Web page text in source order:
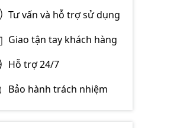
Tư vấn và hỗ trợ sử dụng
Giao tận tay khách hàng
Hỗ trợ 24/7
Bảo hành trách nhiệm